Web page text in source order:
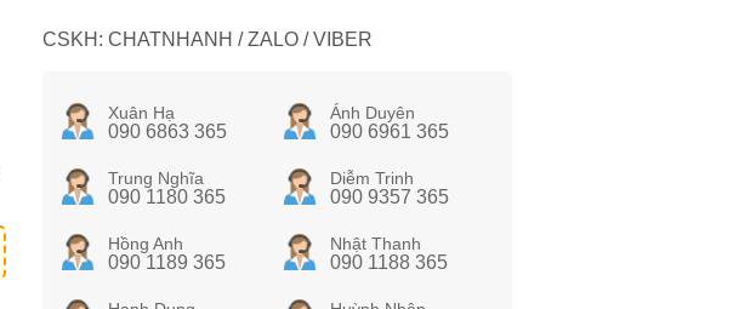
CSKH: CHATNHANH / ZALO / VIBER
Xuân Hạ
090 6863 365
Ánh Duyên
090 6961 365
Trung Nghĩa
090 1180 365
Diễm Trinh
090 9357 365
Hồng Anh
090 1189 365
Nhật Thanh
090 1188 365